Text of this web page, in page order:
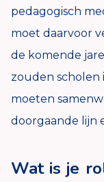
pedagogisch
moet daarvoor
de komende
zouden
moeten
doorgaande lijn
Wat is je